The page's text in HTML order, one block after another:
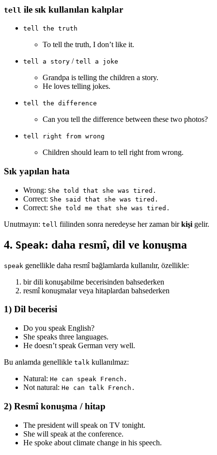
tell ile sık kullanılan kalıplar
tell the truth
To tell the truth, I don’t like it.
tell a story / tell a joke
Grandpa is telling the children a story.
He loves telling jokes.
tell the difference
Can you tell the difference between these two photos?
tell right from wrong
Children should learn to tell right from wrong.
Sık yapılan hata
Wrong: She told that she was tired.
Correct: She said that she was tired.
Correct: She told me that she was tired.
Unutmayın: tell fiilinden sonra neredeyse her zaman birkişi gelir.
4. Speak: daha resmî, dil ve konuşma
speak genellikle daha resmî bağlamlarda kullanılır, özellikle:
bir dili konuşabilme becerisinden bahsederken
resmî konuşmalar veya hitaplardan bahsederken
1) Dil becerisi
Do you speak English?
She speaks three languages.
He doesn’t speak German very well.
Bu anlamda genellikle talk kullanılmaz:
Natural: He can speak French.
Not natural: He can talk French.
2) Resmî konuşma / hitap
The president will speak on TV tonight.
She will speak at the conference.
He spoke about climate change in his speech.